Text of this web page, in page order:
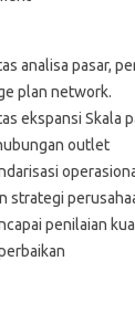
analisa pasar,
plan network.
ekspansi Skala
outlet
strategi
penilaian